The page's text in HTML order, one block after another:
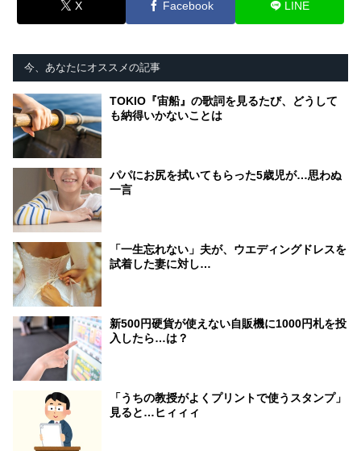
X Facebook LINE
今、あなたにオススメの記事
TOKIO『宙船』の歌詞を見るたび、どうして
も納得いかないことは
パパにお尻を拭いてもらった5歳児が…思わぬ
一言
「一生忘れない」夫が、ウエディングドレスを
試着した妻に対し…
新500円硬貨が使えない自販機に1000円札を投
入したら…は？
「うちの教授がよくプリントで使うスタンプ」
見ると…ヒィィィ